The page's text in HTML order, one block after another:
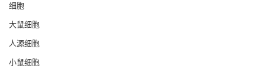
细胞
大鼠细胞
人源细胞
小鼠细胞